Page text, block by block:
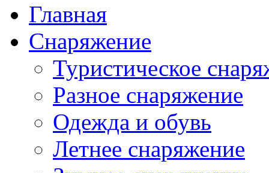
Главная
Снаряжение
Туристическое
Разное снаряжение
Одежда и обувь
Летнее снаряжение